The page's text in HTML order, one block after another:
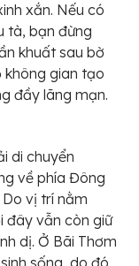
xắn. Nếu có
tà, bạn đừng
khuất sau bờ
không gian tạo
đầy lãng mạn.
di chuyển
về phía Đông
vị trí nằm
đây vẫn còn giữ
dị. Ở Bãi Thơm